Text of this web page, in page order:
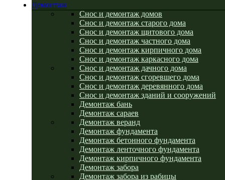
Демонтаж
Снос и демонтаж домов
Снос и демонтаж старого дома
Снос и демонтаж щитового дома
Снос и демонтаж частного дома
Снос и демонтаж кирпичного дома
Снос и демонтаж каркасного дома
Снос и демонтаж дачного дома
Снос и демонтаж сгоревшего дома
Снос и демонтаж деревянного дома
Снос и демонтаж зданий и сооружений
Демонтаж бань
Демонтаж сараев
Демонтаж веранд
Демонтаж фундамента
Демонтаж бетонного фундамента
Демонтаж ленточного фундамента
Демонтаж кирпичного фундамента
Демонтаж забора
Демонтаж забора из рабицы